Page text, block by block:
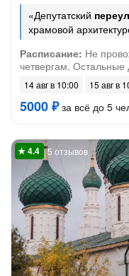
«Депутатский
храмовой
Расписание: Не
четвергам.
14 авг в 10:00 15 авг в
5000 ₽за всё до 5
5 отзывов